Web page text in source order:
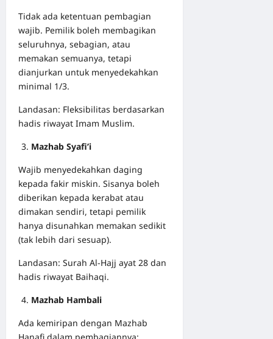
Tidak ada ketentuan pembagian
wajib. Pemilik boleh membagikan
seluruhnya, sebagian, atau
memakan semuanya, tetapi
dianjurkan untuk menyedekahkan
minimal 1/3.
Landasan: Fleksibilitas berdasarkan
hadis riwayat Imam Muslim.
Mazhab Syafi’i
Wajib menyedekahkan daging
kepada fakir miskin. Sisanya boleh
diberikan kepada kerabat atau
dimakan sendiri, tetapi pemilik
hanya disunahkan memakan sedikit
(tak lebih dari sesuap).
Landasan: Surah Al-Hajj ayat 28 dan
hadis riwayat Baihaqi.
Mazhab Hambali
Ada kemiripan dengan Mazhab